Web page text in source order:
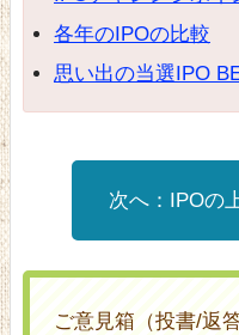
各年のIPOの比較
思い出の当選IPO
IPOの
ご意見箱（投書/返